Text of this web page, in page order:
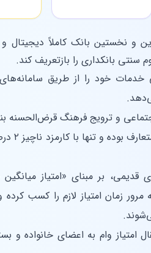
و نخستین بانک کاملاً دیجیتال
سنتی بانکداری را بازتعریف کند.
خود را از طریق
و ترویج فرهنگ قرض‌الحسنه
این معنا که
قدیمی، بر مبنای «امتیاز
زمان امتیاز لازم را کسب کرده
امتیاز وام به اعضای خانواده و